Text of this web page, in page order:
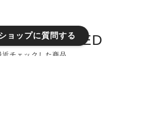
VIEWED
近チェックした商品
ョップに質問する